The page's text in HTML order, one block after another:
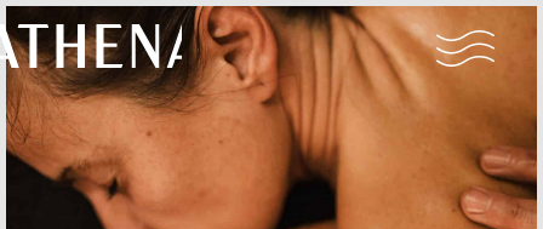
Naturisme
Community